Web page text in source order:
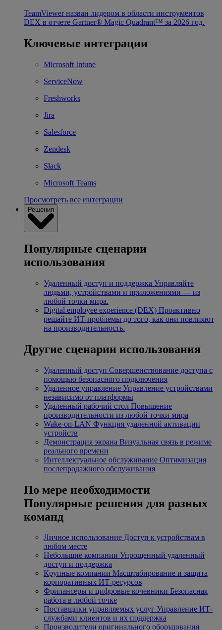
TeamViewer назван лидером в области инструментов
DEX в отчете Gartner® Magic Quadrant™ за 2026 год.
Ключевые интеграции
Microsoft Intune
ServiceNow
Freshworks
Jira
Salesforce
Zendesk
Slack
Microsoft Teams
Просмотреть все интеграции
Решения
Популярные сценарии
использования
Удаленный доступ и поддержка Управляйте
людьми, устройствами и приложениями — из
любой точки мира.
Digital employee experience (DEX) Проактивно
решайте ИТ-проблемы до того, как они повлияют
на производительность.
Другие сценарии использования
Удаленный доступ Совершенствование доступа с
помощью безопасного подключения
Удаленное управление Управление устройствами
независимо от платформы
Удаленный рабочий стол Повышение
производительности из любой точки мира
Wake-on-LAN Функция удаленной активации
устройств
Демонстрация экрана Визуальная связь в режиме
реального времени
Интеллектуальное обслуживание Оптимизация
послепродажного обслуживания
По мере необходимости
Популярные решения для разных
команд
Личное использование Доступ к устройствам в
любом месте
Небольшие компании Упрощенный удаленный
доступ и поддержка
Крупные компании Масштабирование и защита
корпоративных ИТ-ресурсов
Фрилансеры и цифровые кочевники Безопасная
работа в любой точке
Поставщики управляемых услуг Управление ИТ-
службами клиентов и их поддержка
Производители оригинального оборудования